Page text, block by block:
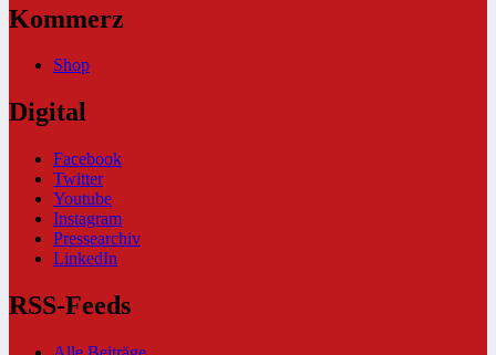
Kommerz
Shop
Digital
Facebook
Twitter
Youtube
Instagram
Pressearchiv
LinkedIn
RSS-Feeds